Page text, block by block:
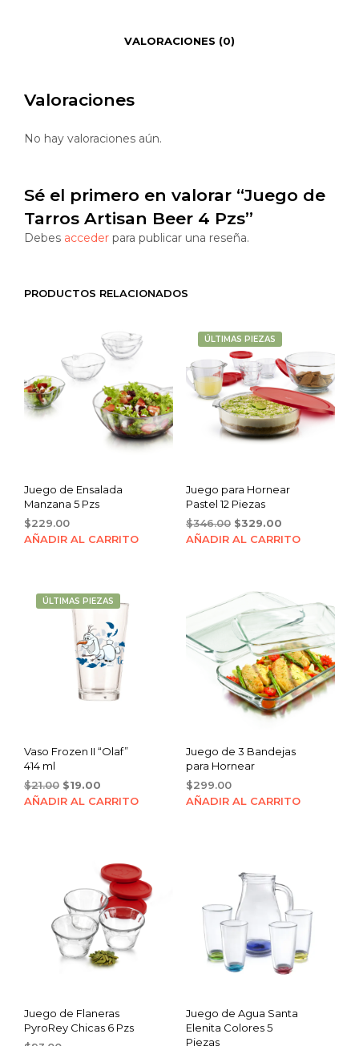
VALORACIONES (0)
Valoraciones
No hay valoraciones aún.
Sé el primero en valorar “Juego de
Tarros Artisan Beer 4 Pzs”
Debes acceder para publicar una reseña.
PRODUCTOS RELACIONADOS
Juego de Ensalada
Manzana 5 Pzs
$229.00
AÑADIR AL CARRITO
ÚLTIMAS PIEZAS
Juego para Hornear
Pastel 12 Piezas
$346.00 Original
price
$329.00Current
price
AÑADIR AL CARRITO
ÚLTIMAS PIEZAS
Vaso Frozen II “Olaf”
414 ml
$21.00 Original
price
$19.00
price
AÑADIR AL CARRITO
Juego de 3 Bandejas
para Hornear
$299.00
AÑADIR AL CARRITO
Juego de Flaneras
PyroRey Chicas 6 Pzs
Juego de Agua Santa
Elenita Colores 5
Piezas